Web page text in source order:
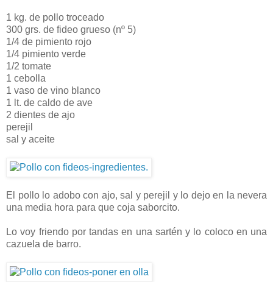
1 kg. de pollo troceado
300 grs. de fideo grueso (nº 5)
1/4 de pimiento rojo
1/4 pimiento verde
1/2 tomate
1 cebolla
1 vaso de vino blanco
1 lt. de caldo de ave
2 dientes de ajo
perejil
sal y aceite
El pollo lo adobo con ajo, sal y perejil y lo dejo en la nevera
una media hora para que coja saborcito.
Lo voy friendo por tandas en una sartén y lo coloco en una
cazuela de barro.